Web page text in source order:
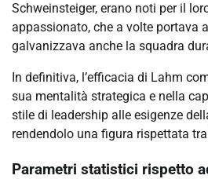
Schweinsteiger, erano noti per il
appassionato, che a volte portava
galvanizzava anche la squadra
In definitiva, l’efficacia di Lahm
sua mentalità strategica e nella
stile di leadership alle esigenze
rendendolo una figura rispettata
Parametri statistici rispetto